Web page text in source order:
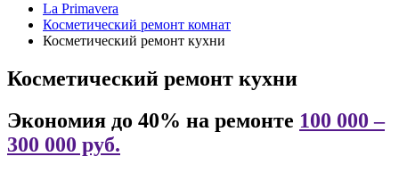
La Primavera
Косметический ремонт комнат
Косметический ремонт кухни
Косметический ремонт кухни
Экономия до 40% на ремонте 100 000 –
300 000 руб.